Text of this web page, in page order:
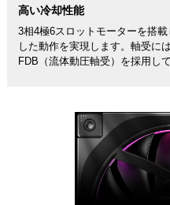
高い冷却性能
3相4極6スロットモーターを搭
した動作を実現します。軸受に
FDB（流体動圧軸受）を採用して